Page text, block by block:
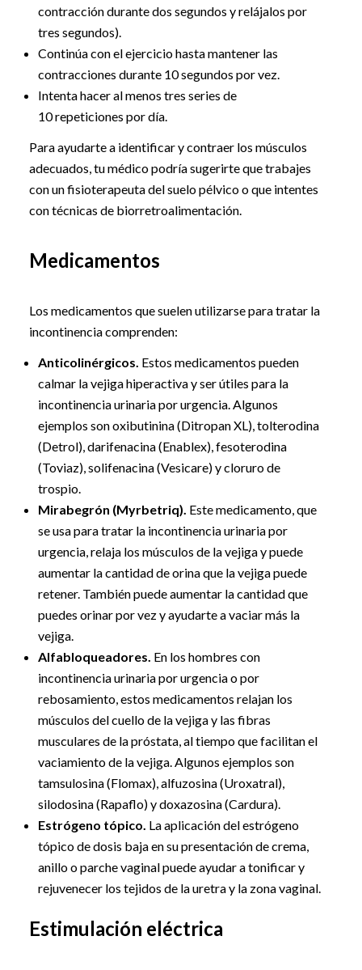
contracción durante dos segundos y relájalos por
tres segundos).
Continúa con el ejercicio hasta mantener las
contracciones durante 10 segundos por vez.
Intenta hacer al menos tres series de
10 repeticiones por día.
Para ayudarte a identificar y contraer los músculos
adecuados, tu médico podría sugerirte que trabajes
con un fisioterapeuta del suelo pélvico o que intentes
con técnicas de biorretroalimentación.
Medicamentos
Los medicamentos que suelen utilizarse para tratar la
incontinencia comprenden:
Anticolinérgicos. Estos medicamentos pueden
calmar la vejiga hiperactiva y ser útiles para la
incontinencia urinaria por urgencia. Algunos
ejemplos son oxibutinina (Ditropan XL), tolterodina
(Detrol), darifenacina (Enablex), fesoterodina
(Toviaz), solifenacina (Vesicare) y cloruro de
trospio.
Mirabegrón (Myrbetriq). Este medicamento, que
se usa para tratar la incontinencia urinaria por
urgencia, relaja los músculos de la vejiga y puede
aumentar la cantidad de orina que la vejiga puede
retener. También puede aumentar la cantidad que
puedes orinar por vez y ayudarte a vaciar más la
vejiga.
Alfabloqueadores. En los hombres con
incontinencia urinaria por urgencia o por
rebosamiento, estos medicamentos relajan los
músculos del cuello de la vejiga y las fibras
musculares de la próstata, al tiempo que facilitan el
vaciamiento de la vejiga. Algunos ejemplos son
tamsulosina (Flomax), alfuzosina (Uroxatral),
silodosina (Rapaflo) y doxazosina (Cardura).
Estrógeno tópico. La aplicación del estrógeno
tópico de dosis baja en su presentación de crema,
anillo o parche vaginal puede ayudar a tonificar y
rejuvenecer los tejidos de la uretra y la zona vaginal.
Estimulación eléctrica